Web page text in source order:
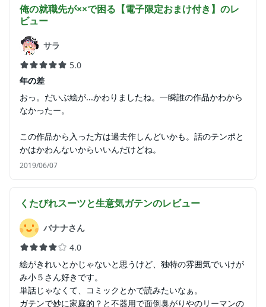
俺の就職先が××で困る【電子限定おまけ付き】 のレ
ビュー
サラ
5.0
年の差
おっ。だいぶ絵が...かわりましたね。一瞬誰の作品かわから
なかったー。
この作品から入った方は過去作しんどいかも。話のテンポと
かはかわんないからいいんだけどね。
2019/06/07
くたびれスーツと生意気ガテンのレビュー
バナナさん
4.0
絵がきれいとかじゃないと思うけど、独特の雰囲気でいけが
み小５さん好きです。
単話じゃなくて、コミックとかで読みたいなぁ。
ガテンで妙に家庭的？と不器用で面倒臭がりやのリーマンの